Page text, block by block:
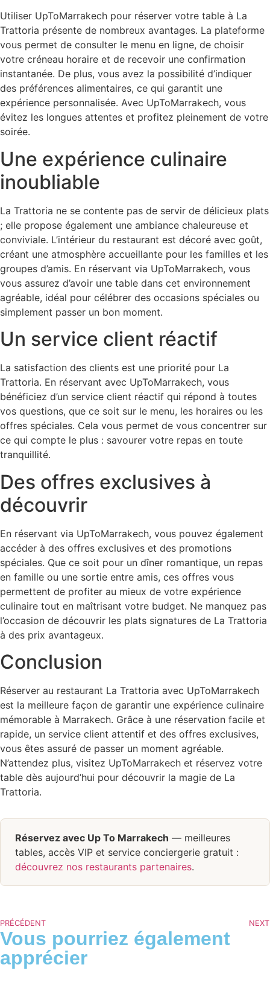
Utiliser UpToMarrakech pour réserver votre table à La
Trattoria présente de nombreux avantages. La plateforme
vous permet de consulter le menu en ligne, de choisir
votre créneau horaire et de recevoir une confirmation
instantanée. De plus, vous avez la possibilité d’indiquer
des préférences alimentaires, ce qui garantit une
expérience personnalisée. Avec UpToMarrakech, vous
évitez les longues attentes et profitez pleinement de votre
soirée.
Une expérience culinaire
inoubliable
La Trattoria ne se contente pas de servir de délicieux plats
; elle propose également une ambiance chaleureuse et
conviviale. L’intérieur du restaurant est décoré avec goût,
créant une atmosphère accueillante pour les familles et les
groupes d’amis. En réservant via UpToMarrakech, vous
vous assurez d’avoir une table dans cet environnement
agréable, idéal pour célébrer des occasions spéciales ou
simplement passer un bon moment.
Un service client réactif
La satisfaction des clients est une priorité pour La
Trattoria. En réservant avec UpToMarrakech, vous
bénéficiez d’un service client réactif qui répond à toutes
vos questions, que ce soit sur le menu, les horaires ou les
offres spéciales. Cela vous permet de vous concentrer sur
ce qui compte le plus : savourer votre repas en toute
tranquillité.
Des offres exclusives à
découvrir
En réservant via UpToMarrakech, vous pouvez également
accéder à des offres exclusives et des promotions
spéciales. Que ce soit pour un dîner romantique, un repas
en famille ou une sortie entre amis, ces offres vous
permettent de profiter au mieux de votre expérience
culinaire tout en maîtrisant votre budget. Ne manquez pas
l’occasion de découvrir les plats signatures de La Trattoria
à des prix avantageux.
Conclusion
Réserver au restaurant La Trattoria avec UpToMarrakech
est la meilleure façon de garantir une expérience culinaire
mémorable à Marrakech. Grâce à une réservation facile et
rapide, un service client attentif et des offres exclusives,
vous êtes assuré de passer un moment agréable.
N’attendez plus, visitez UpToMarrakech et réservez votre
table dès aujourd’hui pour découvrir la magie de La
Trattoria.
Réservez avec Up To Marrakech — meilleures
tables, accès VIP et service conciergerie gratuit :
découvrez nos restaurants partenaires.
PRÉCÉDENT NEXT
Vous pourriez également
apprécier